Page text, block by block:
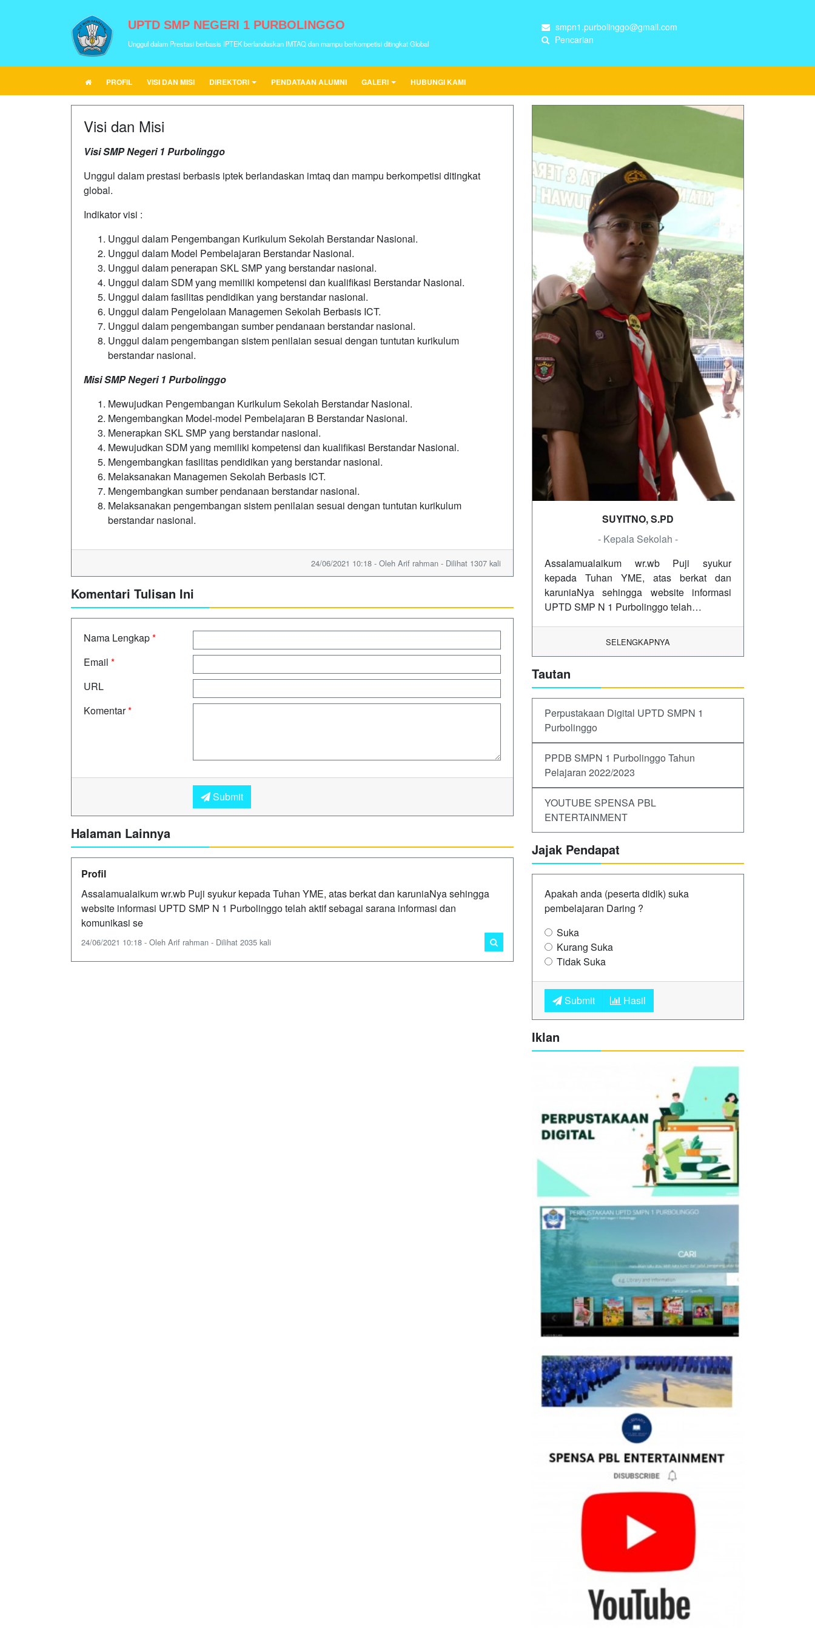
UPTD SMP NEGERI 1 PURBOLINGGO
Unggul dalam Prestasi berbasis IPTEK berlandaskan IMTAQ dan mampu berkompetisi ditingkat Global
smpn1.purbolinggo@gmail.com
Pencarian
PROFIL VISI DAN MISI DIREKTORI PENDATAAN ALUMNI GALERI HUBUNGI KAMI
Visi dan Misi
Visi SMP Negeri 1 Purbolinggo
Unggul dalam prestasi berbasis iptek berlandaskan imtaq dan mampu berkompetisi ditingkat
global.
Indikator visi :
Unggul dalam Pengembangan Kurikulum Sekolah Berstandar Nasional.
Unggul dalam Model Pembelajaran Berstandar Nasional.
Unggul dalam penerapan SKL SMP yang berstandar nasional.
Unggul dalam SDM yang memiliki kompetensi dan kualifikasi Berstandar Nasional.
Unggul dalam fasilitas pendidikan yang berstandar nasional.
Unggul dalam Pengelolaan Managemen Sekolah Berbasis ICT.
Unggul dalam pengembangan sumber pendanaan berstandar nasional.
Unggul dalam pengembangan sistem penilaian sesuai dengan tuntutan kurikulum
berstandar nasional.
Misi SMP Negeri 1 Purbolinggo
Mewujudkan Pengembangan Kurikulum Sekolah Berstandar Nasional.
Mengembangkan Model-model Pembelajaran B Berstandar Nasional.
Menerapkan SKL SMP yang berstandar nasional.
Mewujudkan SDM yang memiliki kompetensi dan kualifikasi Berstandar Nasional.
Mengembangkan fasilitas pendidikan yang berstandar nasional.
Melaksanakan Managemen Sekolah Berbasis ICT.
Mengembangkan sumber pendanaan berstandar nasional.
Melaksanakan pengembangan sistem penilaian sesuai dengan tuntutan kurikulum
berstandar nasional.
24/06/2021 10:18 - Oleh Arif rahman - Dilihat 1307 kali
Komentari Tulisan Ini
Nama Lengkap*
Email *
URL
Komentar*
Submit
Halaman Lainnya
Profil
Assalamualaikum wr.wb Puji syukur kepada Tuhan YME, atas berkat dan karuniaNya sehingga
website informasi UPTD SMP N 1 Purbolinggo telah aktif sebagai sarana informasi dan
komunikasi se
24/06/2021 10:18 - Oleh Arif rahman - Dilihat 2035 kali
SUYITNO, S.PD
- Kepala Sekolah -
Assalamualaikum wr.wb Puji syukur
kepada Tuhan YME, atas berkat dan
karuniaNya sehingga website informasi
UPTD SMP N 1 Purbolinggo telah…
SELENGKAPNYA
Tautan
Perpustakaan Digital UPTD SMPN 1
Purbolinggo
PPDB SMPN 1 Purbolinggo Tahun
Pelajaran 2022/2023
YOUTUBE SPENSA PBL
ENTERTAINMENT
Jajak Pendapat
Apakah anda (peserta didik) suka
pembelajaran Daring ?
Suka
Kurang Suka
Tidak Suka
Submit Hasil
Iklan